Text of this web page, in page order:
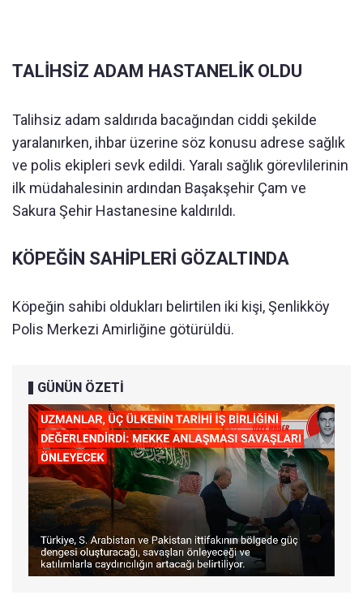
TALİHSİZ ADAM HASTANELİK OLDU
Talihsiz adam saldırıda bacağından ciddi şekilde
yaralanırken, ihbar üzerine söz konusu adrese sağlık
ve polis ekipleri sevk edildi. Yaralı sağlık görevlilerinin
ilk müdahalesinin ardından Başakşehir Çam ve
Sakura Şehir Hastanesine kaldırıldı.
KÖPEĞİN SAHİPLERİ GÖZALTINDA
Köpeğin sahibi oldukları belirtilen iki kişi, Şenlikköy
Polis Merkezi Amirliğine götürüldü.
GÜNÜN ÖZETİ